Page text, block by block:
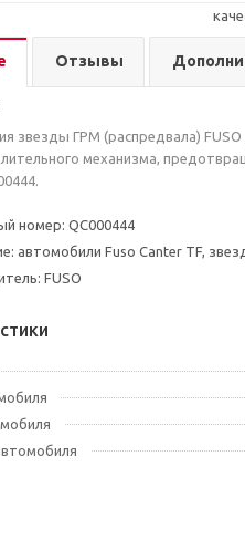
Отзывы
звезды ГРМ (распредвала)
механизма,
номер: QC000444
автомобили Fuso Canter TF,
FUSO